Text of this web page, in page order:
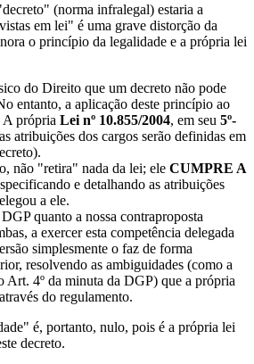
(norma infralegal) estaria a
em lei" é uma grave distorção da
o princípio da legalidade e a própria lei
do Direito que um decreto não pode
entanto, a aplicação deste princípio ao
A própria Lei nº 10.855/2004, em seu 5º-
atribuições dos cargos serão definidas em
não "retira" nada da lei; ele CUMPRE A
e detalhando as atribuições
a ele.
quanto a nossa contraproposta
a exercer esta competência delegada
simplesmente o faz de forma
resolvendo as ambiguidades (como a
Art. 4º da minuta da DGP) que a própria
do regulamento.
é, portanto, nulo, pois é a própria lei
decreto.